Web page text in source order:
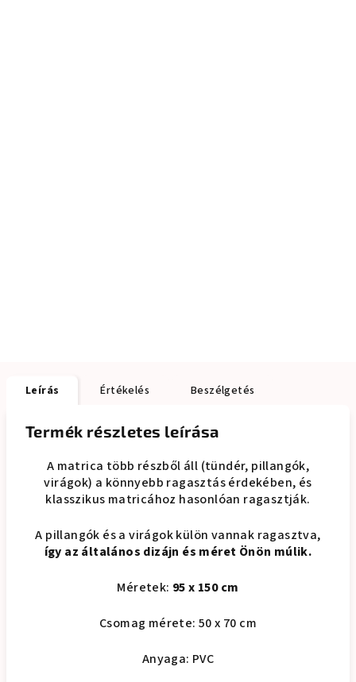
Leírás Értékelés Beszélgetés
Termék részletes leírása
A matrica több részből áll (tündér, pillangók,
virágok) a könnyebb ragasztás érdekében, és
klasszikus matricához hasonlóan ragasztják.
A pillangók és a virágok külön vannak ragasztva,
így az általános dizájn és méret Önön múlik.
Méretek: 95 x 150 cm
Csomag mérete: 50 x 70 cm
Anyaga: PVC